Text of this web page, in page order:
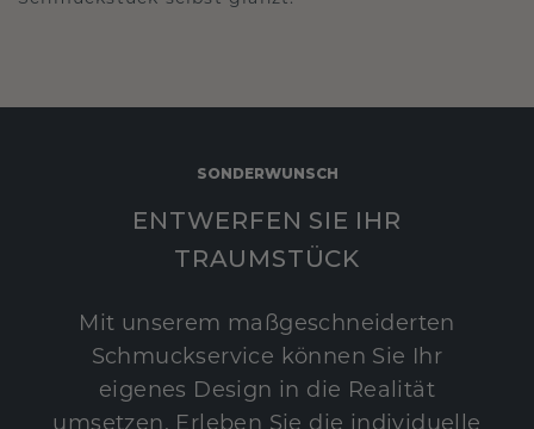
SONDERWUNSCH
ENTWERFEN SIE IHR
TRAUMSTÜCK
Mit unserem maßgeschneiderten
Schmuckservice können Sie Ihr
eigenes Design in die Realität
umsetzen. Erleben Sie die individuelle